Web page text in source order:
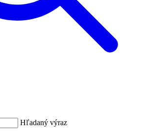
Hľadaný výraz